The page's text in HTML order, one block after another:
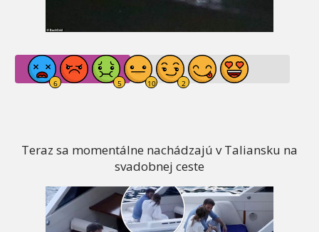
Teraz sa momentálne nachádzajú v Taliansku na
svadobnej ceste